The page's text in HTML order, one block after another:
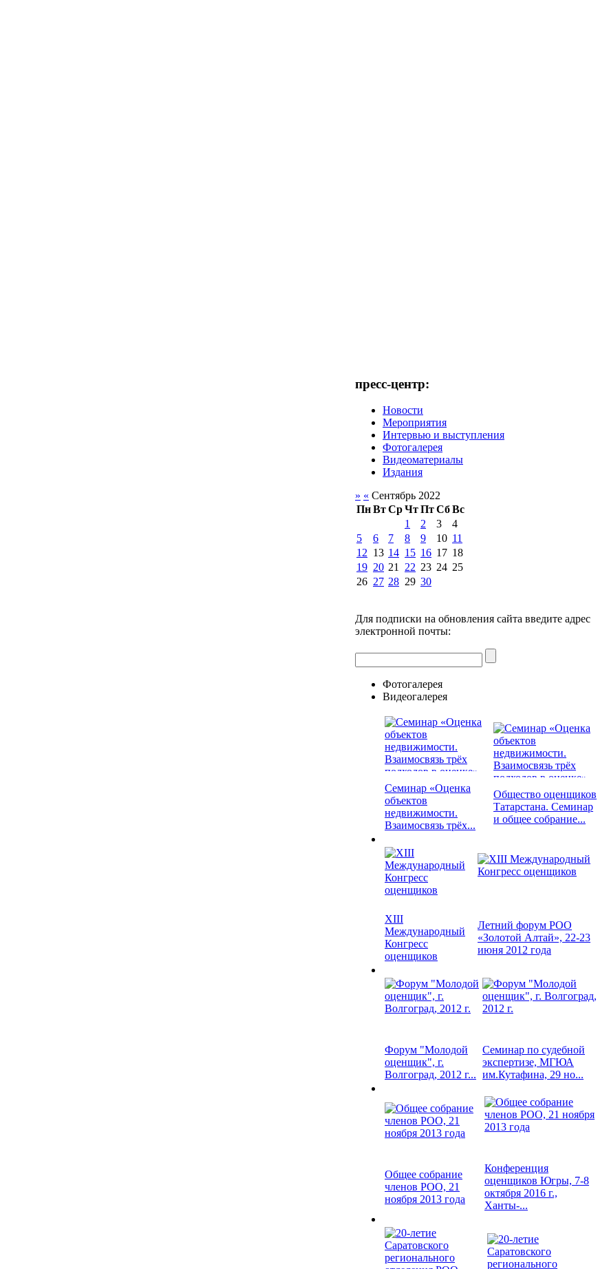
пресс-центр:
Новости
Мероприятия
Интервью и выступления
Фотогалерея
Видеоматериалы
Издания
» « Сентябрь 2022
ПнВтСрЧтПтСбВс
1
2 3
4
5
6 7 8 9 10 11
12 13 14 15 16 17 18
19 20 21 22 23 24 25
26 27 28 29 30
Для подписки на обновления сайта введите адрес
электронной почты:
Фотогалерея
Видеогалерея
Семинар «Оценка
объектов
недвижимости.
Взаимосвязь трёх...
Общество оценщиков
Татарстана. Семинар
и общее собрание...
XIII
Международный
Конгресс
оценщиков
Летний форум РОО
«Золотой Алтай», 22-23
июня 2012 года
Форум "Молодой
оценщик", г.
Волгоград, 2012 г...
Семинар по судебной
экспертизе, МГЮА
им.Кутафина, 29 но...
Общее собрание
членов РОО, 21
ноября 2013 года
Конференция
оценщиков Югры, 7-8
октября 2016 г.,
Ханты-...